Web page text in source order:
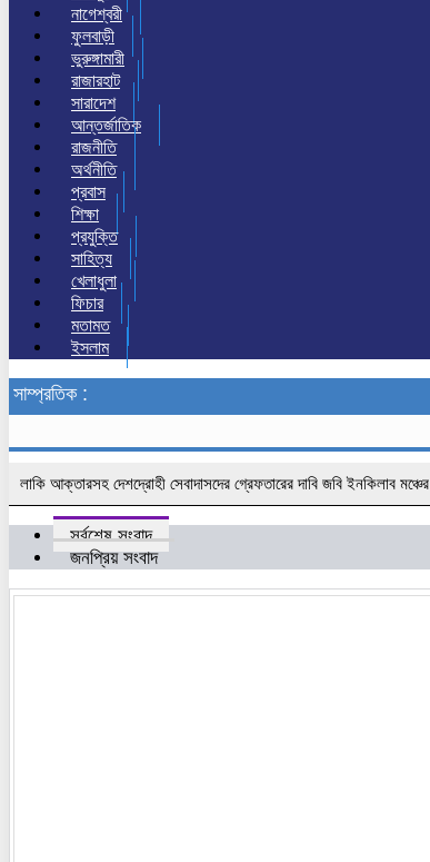
নাগেশ্বরী
ফুলবাড়ী
ভুরুঙ্গামারী
রাজারহাট
সারাদেশ
আন্তর্জাতিক
রাজনীতি
অর্থনীতি
প্রবাস
শিক্ষা
প্রযুক্তি
সাহিত্য
খেলাধুলা
ফিচার
মতামত
ইসলাম
সাম্প্রতিক :
লাকি আক্তারসহ দেশদ্রোহী সেবাদাসদের গ্রেফতারের দাবি জবি ইনকিলাব মঞ্চের
সর্বশেষ সংবাদ
জনপ্রিয় সংবাদ